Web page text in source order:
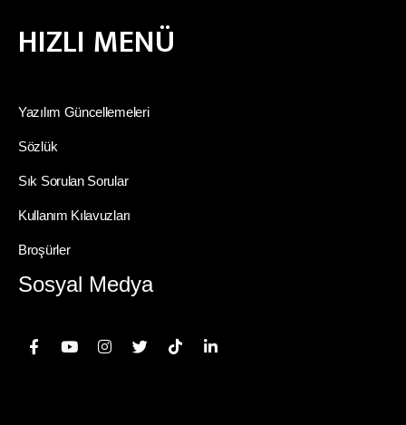
HIZLI MENÜ
Yazılım Güncellemeleri
Sözlük
Sık Sorulan Sorular
Kullanım Kılavuzları
Broşürler
Sosyal Medya